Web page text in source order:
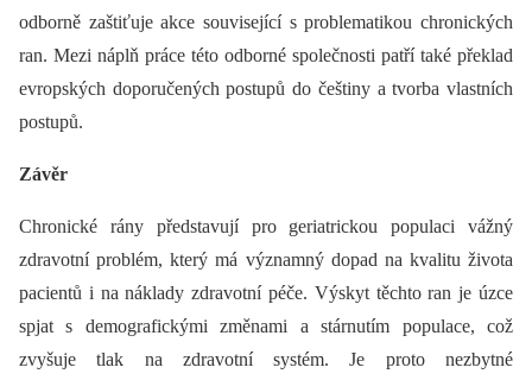
odborně zaštiťuje akce související s problematikou chronických
ran. Mezi náplň práce této odborné společnosti patří také překlad
evropských doporučených postupů do češtiny a tvorba vlastních
postupů.
Závěr
Chronické rány představují pro geriatrickou populaci vážný
zdravotní problém, který má významný dopad na kvalitu života
pacientů i na náklady zdravotní péče. Výskyt těchto ran je úzce
spjat s demografickými změnami a stárnutím populace, což
zvyšuje tlak na zdravotní systém. Je proto nezbytné